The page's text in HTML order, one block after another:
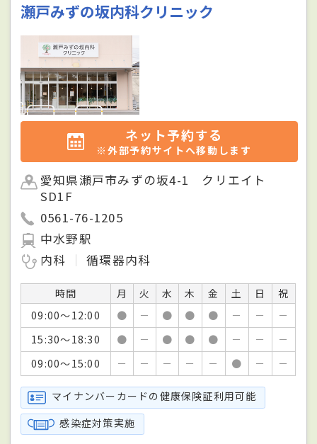
瀬戸みずの坂内科クリニック
ネット予約する
※外部予約サイトへ移動します
愛知県瀬戸市みずの坂4-1 クリエイト
SD1F
0561-76-1205
中水野駅
内科
循環器内科
時間 月 火 水 木 金 土 日
祝
09:00～12:00
● － ● ● ● － －
－
15:30～18:30
● － ● ● ● － －
－
09:00～15:00
－ － － － － ● － －
マイナンバーカードの健康保険証利用可能
感染症対策実施